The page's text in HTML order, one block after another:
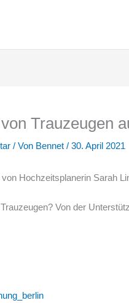
Trauzeugen
/ Von Bennet / 30. April 2021
von Hochzeitsplanerin Sarah
Von der